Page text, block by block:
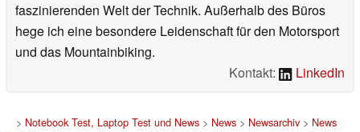
faszinierenden Welt der Technik. Außerhalb des Büros
hege ich eine besondere Leidenschaft für den Motorsport
und das Mountainbiking.
Kontakt:
LinkedIn
> Notebook Test, Laptop Test und News> News> Newsarchiv> News